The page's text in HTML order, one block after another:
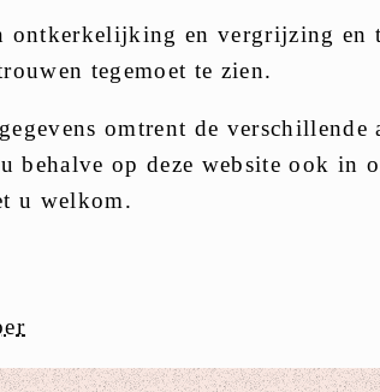
ontkerkelijking en vergrijzing
tegemoet te zien.
omtrent de
behalve op deze website ook in
u welkom.